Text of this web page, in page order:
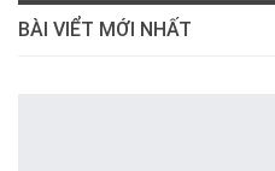
BÀI VIỂT MỚI NHẤT